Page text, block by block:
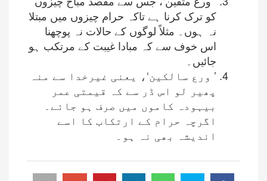
کو ترک کرنا ہے تاکہ حرام چیزوں میں مبتلا
نہ ہوں۔ مثلاً لوگوں کے حالات نہ پوچھنا
اس خوف سے کہ مبادا غیبت کے مرتکب ہو
جائیں۔
’ ورع سالکین‘، یعنی غیرخدا سے منہ
پھیر لو اس ڈر سے کہ قیمتی عمر
بیہودہ کاموں میں صرف ہو جائے۔
اگرچہ حرام کے ارتکاب کا اسے
اندیشہ بھی نہ ہو۔